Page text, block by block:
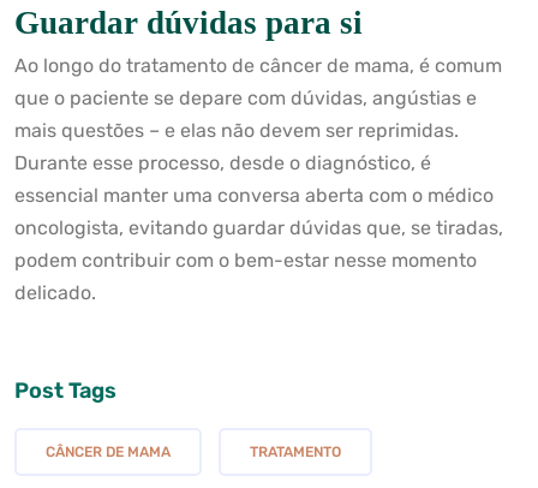
Guardar dúvidas para si
Ao longo do tratamento de câncer de mama, é comum
que o paciente se depare com dúvidas, angústias e
mais questões – e elas não devem ser reprimidas.
Durante esse processo, desde o diagnóstico, é
essencial manter uma conversa aberta com o médico
oncologista, evitando guardar dúvidas que, se tiradas,
podem contribuir com o bem-estar nesse momento
delicado.
Post Tags
CÂNCER DE MAMA TRATAMENTO